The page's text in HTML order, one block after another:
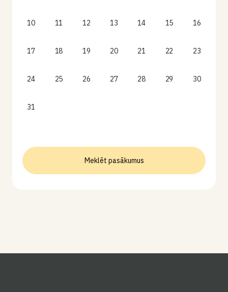
10 11 12 13 14 15 16
17 18 19 20 21 22 23
24 25 26 27 28 29 30
31
Meklēt pasākumus